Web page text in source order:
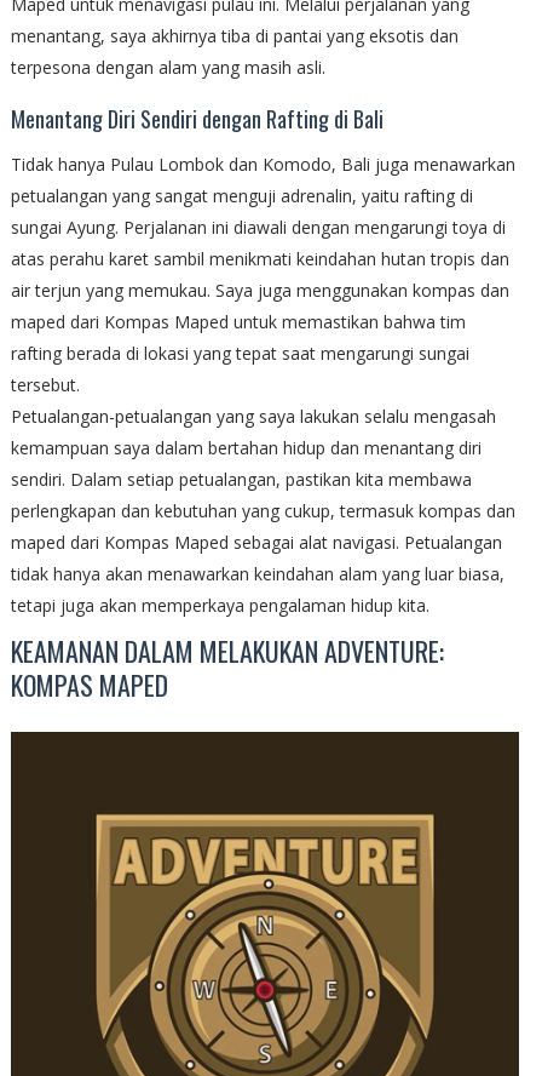
Maped untuk menavigasi pulau ini. Melalui perjalanan yang
menantang, saya akhirnya tiba di pantai yang eksotis dan
terpesona dengan alam yang masih asli.
Menantang Diri Sendiri dengan Rafting di Bali
Tidak hanya Pulau Lombok dan Komodo, Bali juga menawarkan
petualangan yang sangat menguji adrenalin, yaitu rafting di
sungai Ayung. Perjalanan ini diawali dengan mengarungi toya di
atas perahu karet sambil menikmati keindahan hutan tropis dan
air terjun yang memukau. Saya juga menggunakan kompas dan
maped dari Kompas Maped untuk memastikan bahwa tim
rafting berada di lokasi yang tepat saat mengarungi sungai
tersebut.
Petualangan-petualangan yang saya lakukan selalu mengasah
kemampuan saya dalam bertahan hidup dan menantang diri
sendiri. Dalam setiap petualangan, pastikan kita membawa
perlengkapan dan kebutuhan yang cukup, termasuk kompas dan
maped dari Kompas Maped sebagai alat navigasi. Petualangan
tidak hanya akan menawarkan keindahan alam yang luar biasa,
tetapi juga akan memperkaya pengalaman hidup kita.
KEAMANAN DALAM MELAKUKAN ADVENTURE:
KOMPAS MAPED